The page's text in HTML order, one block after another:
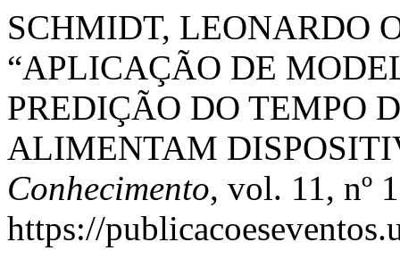
SCHMIDT, LEONARDO
“APLICAÇÃO DE
PREDIÇÃO DO TEMPO
ALIMENTAM
Conhecimento, vol. 11, nº
https://